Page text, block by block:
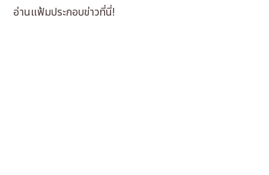
อ่านแฟ้มประกอบข่าวที่นี่!